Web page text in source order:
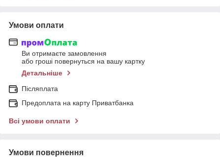
Умови оплати
Ви отримаєте замовлення
або гроші повернуться на вашу картку
Детальніше
Післяплата
Предоплата на карту Приватбанка
Всі умови оплати
Умови повернення